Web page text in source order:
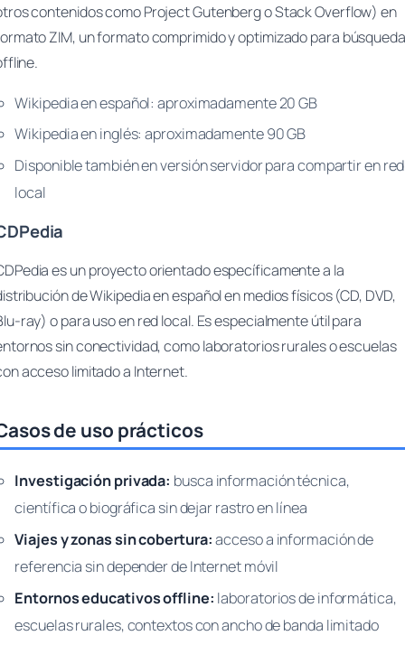
contenidos como Project Gutenberg o Stack Overflow) en
ZIM, un formato comprimido y optimizado para búsqueda
Wikipedia en español: aproximadamente 20 GB
Wikipedia en inglés: aproximadamente 90 GB
Disponible también en versión servidor para compartir en red
local
es un proyecto orientado específicamente a la
de Wikipedia en español en medios físicos (CD, DVD,
ray) o para uso en red local. Es especialmente útil para
sin conectividad, como laboratorios rurales o escuelas
acceso limitado a Internet.
de uso prácticos
Investigación privada: busca información técnica,
científica o biográfica sin dejar rastro en línea
Viajes y zonas sin cobertura:acceso a información de
referencia sin depender de Internet móvil
Entornos educativos offline: laboratorios de informática,
escuelas rurales, contextos con ancho de banda limitado